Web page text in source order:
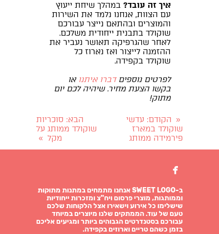
איך זה עובד? במהלך שיחת ייעוץ
עם הצוות, אנחנו נלמד את השירות
והמוצרים ובהתאם נייצר עבורכם
שוקולד בתבנית ייחודית משלכם.
לאחר שהגרפיקה תאושר נעביר את
ההזמנה לייצור ואז נארוז כל
שוקולד בקפידה.
לפרטים נוספיםדברו איתנו או
בקשו הצעת מחיר. שיהיה לכם יום
מתוק!
« הקודם: עדשי
שוקולד במארז
פירמידה ממותג
הבא: סוכריות
שוקולד ממותג על
מקל »

ב-SWEET LOGO אנחנו מתמחים במתנות מתוקות
וממותגות, מוצרי פרסום ויח"צ ומזכרות ייחודיות
שישלימו כל אירוע וישאירו אצל הלקוחות שלכם
טעם של עוד. הממתקים שלנו מיוצרים במיוחד
עבורכם בסטנדרטים הגבוהים ביותר ומגיעים אליכם
בזמן כשהם טריים וארוזים בקפידה.